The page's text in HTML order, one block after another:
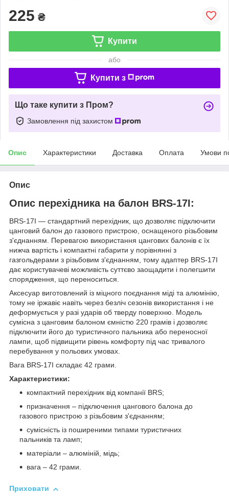
225 ₴
Купити
або
Купити з
Що таке купити з Пром?
Замовлення під захистом
Опис Характеристики Доставка Оплата Умови
Опис
Опис перехідника на балон BRS-17I:
BRS-17I — стандартний перехідник, що дозволяє підключити
цанговий балон до газового пристрою, оснащеного різьбовим
з'єднанням. Перевагою використання цангових балонів є їх
нижча вартість і компактні габарити у порівнянні з
газгольдерами з різьбовим з'єднанням, тому адаптер BRS-17I
дає користувачеві можливість суттєво заощадити і полегшити
спорядження, що переноситься.
Аксесуар виготовлений із міцного поєднання міді та алюмінію,
тому не іржавіє навіть через безліч сезонів використання і не
деформується у разі ударів об тверду поверхню. Модель
сумісна з цанговим балоном ємністю 220 грамів і дозволяє
підключити його до туристичного пальника або переносної
лампи, щоб підвищити рівень комфорту під час тривалого
перебування у польових умовах.
Вага BRS-17I складає 42 грами.
Характеристики:
компактний перехідник від компанії BRS;
призначення – підключення цангового балона до
газового пристрою з різьбовим з'єднанням;
сумісність із поширеними типами туристичних
пальників та ламп;
матеріали – алюміній, мідь;
вага – 42 грами.
Приховати